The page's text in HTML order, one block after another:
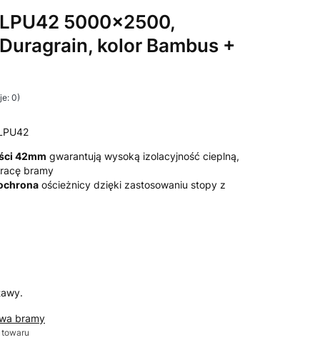
5000x2500,
kolor Bambus +
0)
42mm gwarantują wysoką izolacyjność cieplną,
bramy
ościeżnicy dzięki zastosowaniu stopy z
bramy